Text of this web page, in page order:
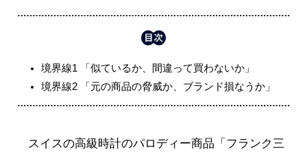
境界線1 「似ているか、間違って買わないか」
境界線2 「元の商品の脅威か、ブランド損なうか」
スイスの高級時計のパロディー商品「フランク三